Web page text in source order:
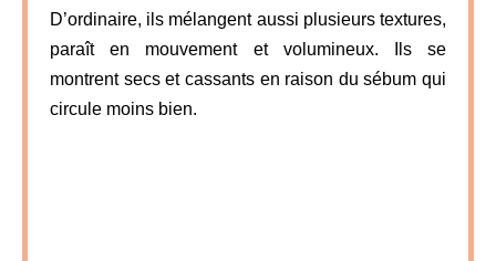
D’ordinaire, ils mélangent aussi plusieurs textures,
paraît en mouvement et volumineux. Ils se
montrent secs et cassants en raison du sébum qui
circule moins bien.